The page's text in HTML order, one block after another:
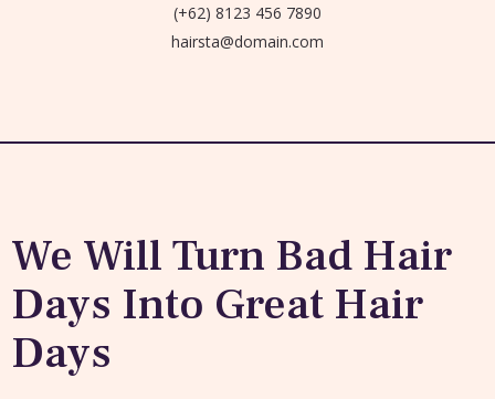
(+62) 8123 456 7890
hairsta@domain.com
We Will Turn Bad Hair
Days Into Great Hair
Days